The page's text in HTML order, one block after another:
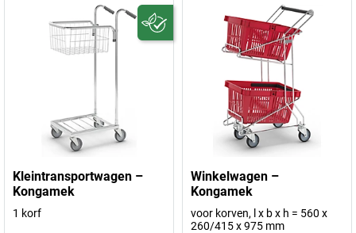
Kleintransportwagen –
Kongamek
1 korf
Winkelwagen –
Kongamek
voor korven, l x b x h = 560 x
260/415 x 975 mm